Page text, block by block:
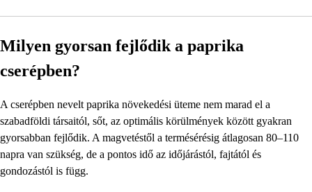
Milyen gyorsan fejlődik a paprika
cserépben?
A cserépben nevelt paprika növekedési üteme nem marad el a
szabadföldi társaitól, sőt, az optimális körülmények között gyakran
gyorsabban fejlődik. A magvetéstől a termésérésig átlagosan 80–110
napra van szükség, de a pontos idő az időjárástól, fajtától és
gondozástól is függ.